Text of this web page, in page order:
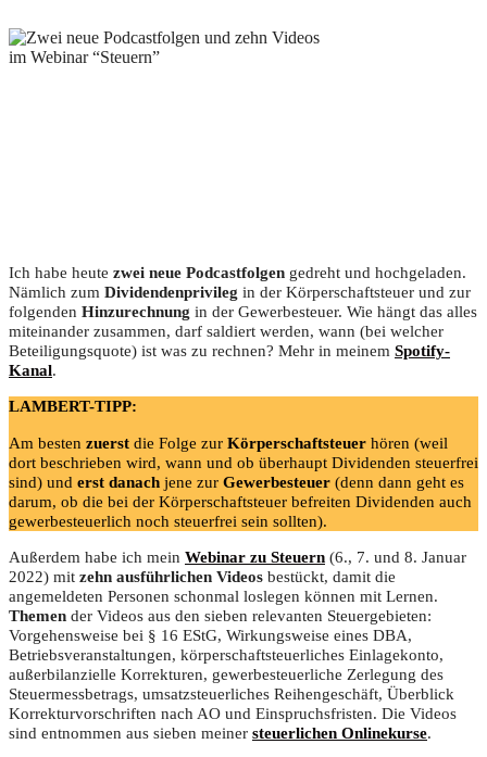
Ich habe heute zwei neue Podcastfolgen gedreht und hochgeladen.
Nämlich zum Dividendenprivileg in der Körperschaftsteuer und zur
folgenden Hinzurechnung in der Gewerbesteuer. Wie hängt das alles
miteinander zusammen, darf saldiert werden, wann (bei welcher
Beteiligungsquote) ist was zu rechnen? Mehr in meinem Spotify-
Kanal.
LAMBERT-TIPP:
Am besten zuerst die Folge zur Körperschaftsteuer hören (weil
dort beschrieben wird, wann und ob überhaupt Dividenden steuerfrei
sind) und erst danach jene zur Gewerbesteuer (denn dann geht es
darum, ob die bei der Körperschaftsteuer befreiten Dividenden auch
gewerbesteuerlich noch steuerfrei sein sollten).
Außerdem habe ich mein Webinar zu Steuern (6., 7. und 8. Januar
2022) mit zehn ausführlichen Videos bestückt, damit die
angemeldeten Personen schonmal loslegen können mit Lernen.
Themen der Videos aus den sieben relevanten Steuergebieten:
Vorgehensweise bei § 16 EStG, Wirkungsweise eines DBA,
Betriebsveranstaltungen, körperschaftsteuerliches Einlagekonto,
außerbilanzielle Korrekturen, gewerbesteuerliche Zerlegung des
Steuermessbetrags, umsatzsteuerliches Reihengeschäft, Überblick
Korrekturvorschriften nach AO und Einspruchsfristen. Die Videos
sind entnommen aus sieben meiner steuerlichen Onlinekurse.